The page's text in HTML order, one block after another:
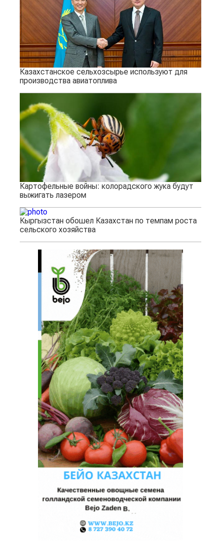
Казахстанское сельхозсырье используют для
производства авиатоплива
Картофельные войны: колорадского жука будут
выжигать лазером
Кыргызстан обошел Казахстан по темпам роста
сельского хозяйства